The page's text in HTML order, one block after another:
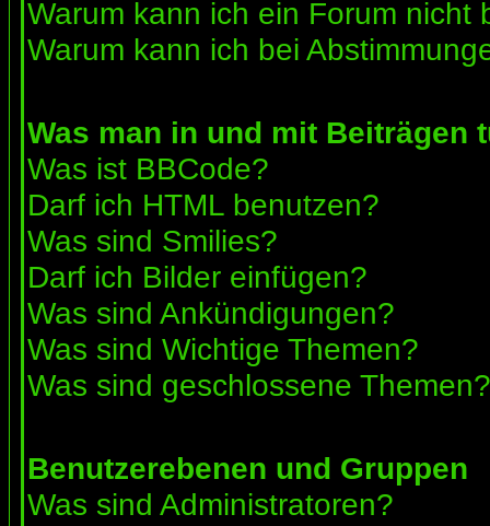
Warum kann ich ein Forum nicht
Warum kann ich bei
Was man in und mit Beiträgen
Was ist BBCode?
Darf ich HTML benutzen?
Was sind Smilies?
Darf ich Bilder einfügen?
Was sind Ankündigungen?
Was sind Wichtige Themen?
Was sind geschlossene Themen?
Benutzerebenen und Gruppen
Was sind Administratoren?